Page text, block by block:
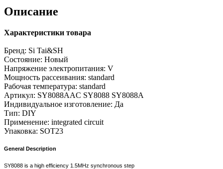
Описание
Характеристики товара
Бренд: Si Tai&SH
Состояние: Новый
Напряжение электропитания: V
Мощность рассеивания: standard
Рабочая температура: standard
Артикул: SY8088AAC SY8088 SY8088A
Индивидуальное изготовление: Да
Тип: DIY
Применение: integrated circuit
Упаковка: SOT23
General Description
SY8088 is a high efficiency 1.5MHz synchronous step